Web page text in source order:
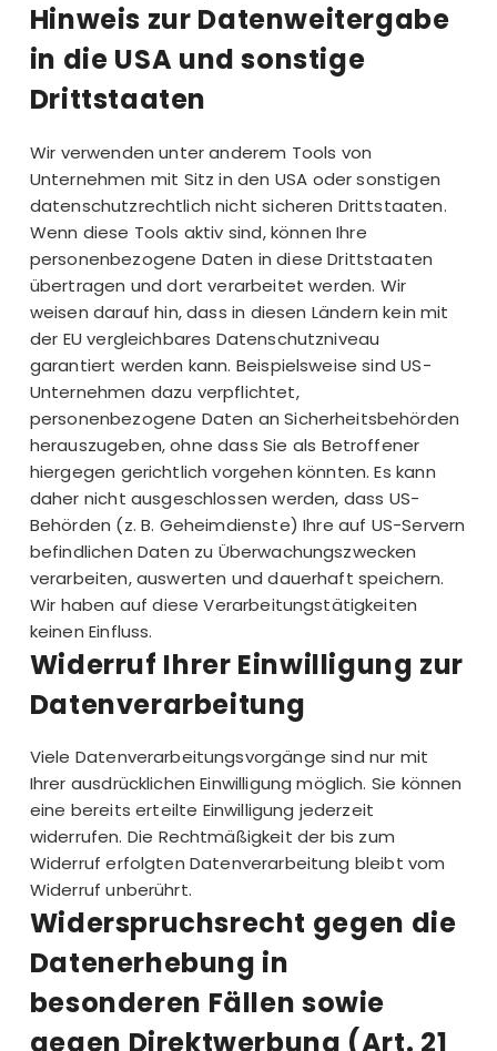
Hinweis zur Datenweitergabe
in die USA und sonstige
Drittstaaten
Wir verwenden unter anderem Tools von
Unternehmen mit Sitz in den USA oder sonstigen
datenschutzrechtlich nicht sicheren Drittstaaten.
Wenn diese Tools aktiv sind, können Ihre
personenbezogene Daten in diese Drittstaaten
übertragen und dort verarbeitet werden. Wir
weisen darauf hin, dass in diesen Ländern kein mit
der EU vergleichbares Datenschutzniveau
garantiert werden kann. Beispielsweise sind US-
Unternehmen dazu verpflichtet,
personenbezogene Daten an Sicherheitsbehörden
herauszugeben, ohne dass Sie als Betroffener
hiergegen gerichtlich vorgehen könnten. Es kann
daher nicht ausgeschlossen werden, dass US-
Behörden (z. B. Geheimdienste) Ihre auf US-Servern
befindlichen Daten zu Überwachungszwecken
verarbeiten, auswerten und dauerhaft speichern.
Wir haben auf diese Verarbeitungstätigkeiten
keinen Einfluss.
Widerruf Ihrer Einwilligung zur
Datenverarbeitung
Viele Datenverarbeitungsvorgänge sind nur mit
Ihrer ausdrücklichen Einwilligung möglich. Sie können
eine bereits erteilte Einwilligung jederzeit
widerrufen. Die Rechtmäßigkeit der bis zum
Widerruf erfolgten Datenverarbeitung bleibt vom
Widerruf unberührt.
Widerspruchsrecht gegen die
Datenerhebung in
besonderen Fällen sowie
gegen Direktwerbung (Art. 21